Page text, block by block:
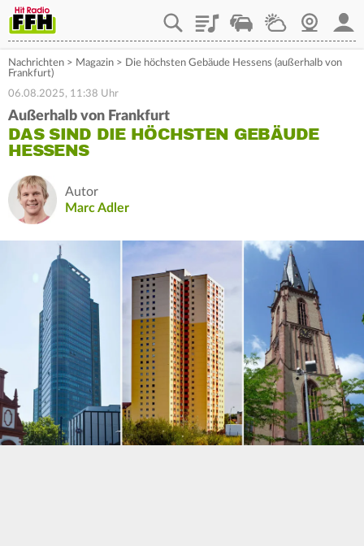
PlaylistStaupilotWetterWebcam
Nachrichten > Magazin > Die höchsten Gebäude Hessens (außerhalb von
Frankfurt)
06.08.2025, 11:38 Uhr
Außerhalb von Frankfurt
DAS SIND DIE HÖCHSTEN GEBÄUDE
HESSENS
Autor
Marc Adler